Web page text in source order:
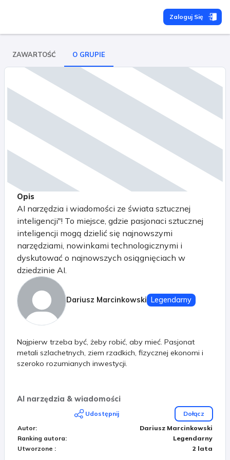
Zaloguj Się
ZAWARTOŚĆ O GRUPIE
Opis
AI narzędzia i wiadomości ze świata sztucznej
inteligencji"! To miejsce, gdzie pasjonaci sztucznej
inteligencji mogą dzielić się najnowszymi
narzędziami, nowinkami technologicznymi i
dyskutować o najnowszych osiągnięciach w
dziedzinie AI.
Dariusz Marcinkowski Legendarny
Najpierw trzeba być, żeby robić, aby mieć. Pasjonat
metali szlachetnych, ziem rzadkich, fizycznej ekonomi i
szeroko rozumianych inwestycji.
AI narzędzia & wiadomości
Udostępnij
Dołącz
Autor:
Dariusz Marcinkowski
Ranking autora:
Legendarny
Utworzone : 2 lata